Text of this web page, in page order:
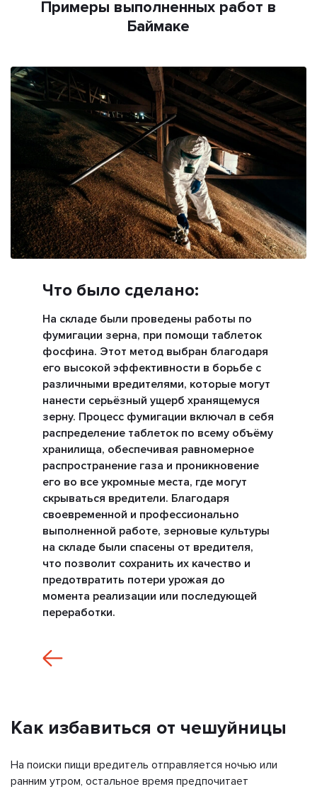
Примеры выполненных работ в
Баймаке
Что было сделано:
На складе были проведены работы по
фумигации зерна, при помощи таблеток
фосфина. Этот метод выбран благодаря
его высокой эффективности в борьбе с
различными вредителями, которые могут
нанести серьёзный ущерб хранящемуся
зерну. Процесс фумигации включал в себя
распределение таблеток по всему объёму
хранилища, обеспечивая равномерное
распространение газа и проникновение
его во все укромные места, где могут
скрываться вредители. Благодаря
своевременной и профессионально
выполненной работе, зерновые культуры
на складе были спасены от вредителя,
что позволит сохранить их качество и
предотвратить потери урожая до
момента реализации или последующей
переработки.
Как избавиться от чешуйницы
На поиски пищи вредитель отправляется ночью или
ранним утром, остальное время предпочитает